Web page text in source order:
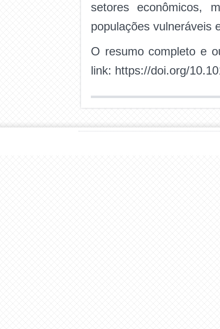
setores econômicos,
populações vulneráveis
O resumo completo e
link: https://doi.org/